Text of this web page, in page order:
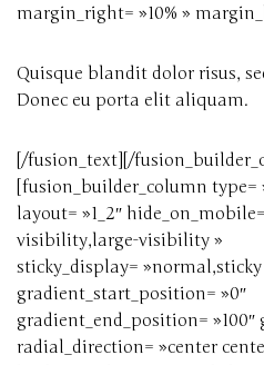
margin_right= »10% »
Quisque blandit dolor risus,
Donec eu porta elit aliquam.
[/fusion_text][/
[fusion_builder_column type=
layout= »1_2″
visibility,large-visibility »
sticky_display= »normal,sticky
gradient_start_position= »0″
gradient_end_position=
radial_direction= »center